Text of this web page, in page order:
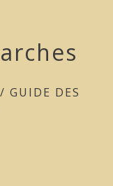
/ GUIDE DES